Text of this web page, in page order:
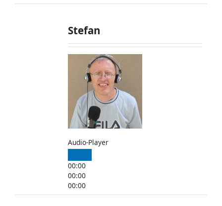
Stefan
Audio-Player
00:00
00:00
00:00